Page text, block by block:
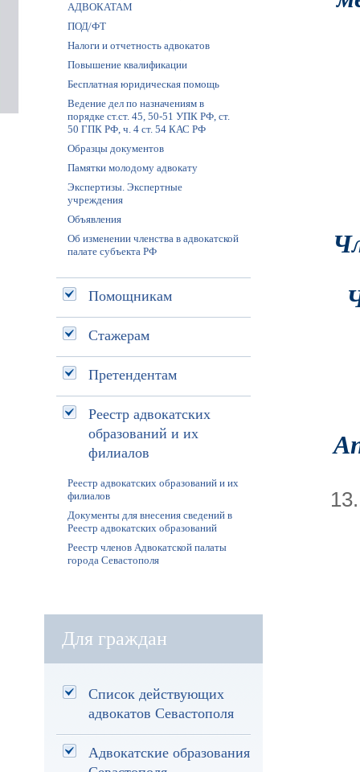
АДВОКАТАМ
ПОД/ФТ
Налоги и отчетность адвокатов
Повышение квалификации
Бесплатная юридическая помощь
Ведение дел по назначениям в
порядке ст.ст. 45, 50-51 УПК РФ, ст.
50 ГПК РФ, ч. 4 ст. 54 КАС РФ
Образцы документов
Памятки молодому адвокату
Экспертизы. Экспертные
учреждения
Объявления
Об изменении членства в адвокатской
палате субъекта РФ
Помощникам
Стажерам
Претендентам
Реестр адвокатских
образований и их
филиалов
Реестр адвокатских образований и их
филиалов
Документы для внесения сведений в
Реестр адвокатских образований
Реестр членов Адвокатской палаты
города Севастополя
Для граждан
Список действующих
адвокатов Севастополя
Адвокатские образования